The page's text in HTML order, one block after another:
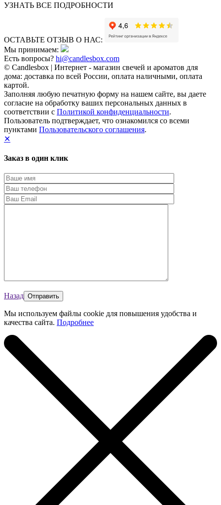
УЗНАТЬ ВСЕ ПОДРОБНОСТИ
ОСТАВЬТЕ ОТЗЫВ О НАС:
Мы принимаем:
Есть вопросы? hi@candlesbox.com
© Candlesbox | Интернет - магазин свечей и ароматов для
дома: доставка по всей России, оплата наличными, оплата
картой.
Заполняя любую печатную форму на нашем сайте, вы даете
согласие на обработку ваших персональных данных в
соответствии с Политикой конфиденциальности.
Пользователь подтверждает, что ознакомился со всеми
пунктами Пользовательского соглашения.
✕
Заказ в один клик
Назад
Мы используем файлы cookie для повышения удобства и
качества сайта. Подробнее